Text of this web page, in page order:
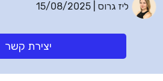
ליז גרוס | 15/08/2025
יצירת קשר